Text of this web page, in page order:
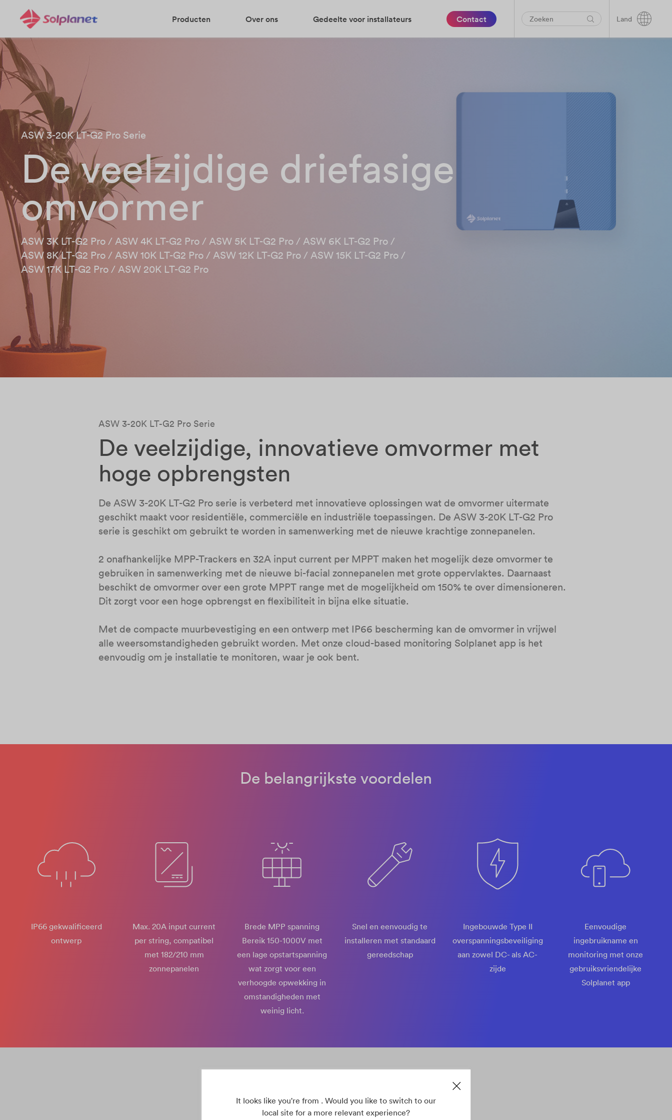
Producten Over ons Gedeelte voor installateurs Contact Land
ASW 3-20K LT-G2 Pro Serie
De veelzijdige driefasige
omvormer
ASW 3K LT-G2 Pro / ASW 4K LT-G2 Pro / ASW 5K LT-G2 Pro / ASW 6K LT-G2 Pro /​
ASW 8K LT-G2 Pro / ASW 10K LT-G2 Pro / ASW 12K LT-G2 Pro / ASW 15K LT-G2 Pro /​
ASW 17K LT-G2 Pro / ASW 20K LT-G2 Pro ​
ASW 3-20K LT-G2 Pro Serie
De veelzijdige, innovatieve omvormer met
hoge opbrengsten
De ASW 3-20K LT-G2 Pro serie is verbeterd met innovatieve oplossingen wat de omvormer uitermate
geschikt maakt voor residentiële, commerciële en industriële toepassingen. De ASW 3-20K LT-G2 Pro
serie is geschikt om gebruikt te worden in samenwerking met de nieuwe krachtige zonnepanelen.
2 onafhankelijke MPP-Trackers en 32A input current per MPPT maken het mogelijk deze omvormer te
gebruiken in samenwerking met de nieuwe bi-facial zonnepanelen met grote oppervlaktes. Daarnaast
beschikt de omvormer over een grote MPPT range met de mogelijkheid om 150% te over dimensioneren.
Dit zorgt voor een hoge opbrengst en flexibiliteit in bijna elke situatie.
Met de compacte muurbevestiging en een ontwerp met IP66 bescherming kan de omvormer in vrijwel
alle weersomstandigheden gebruikt worden. Met onze cloud-based monitoring Solplanet app is het
eenvoudig om je installatie te monitoren, waar je ook bent.
De belangrijkste voordelen
IP66 gekwalificeerd
ontwerp
Max. 20A input current
per string, compatibel
met 182/210 mm
zonnepanelen
Brede MPP spanning
Bereik 150-1000V met
een lage opstartspanning
wat zorgt voor een
verhoogde opwekking in
omstandigheden met
weinig licht.
Snel en eenvoudig te
installeren met standaard
gereedschap
Ingebouwde Type II
overspanningsbeveiliging
aan zowel DC- als AC-
zijde
Eenvoudige
ingebruikname en
monitoring met onze
gebruiksvriendelijke
Solplanet app
It looks like you're from . Would you like to switch to our
local site for a more relevant experience?